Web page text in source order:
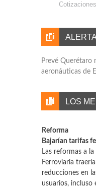
Prevé Querétaro
aeronáuticas de
LOS
Reforma
Bajarían tarifas
Las reformas a
Ferroviaria
reducciones en
usuarios, incluso